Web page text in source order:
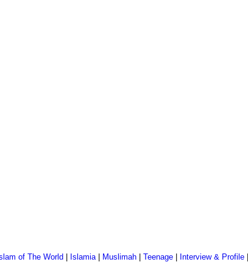
of The World Islamia| Muslimah| Teenage| Interview & Profile